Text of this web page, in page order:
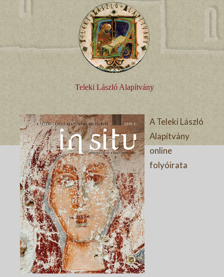
Teleki László Alapítvány
A Teleki László
Alapítvány
online
folyóirata